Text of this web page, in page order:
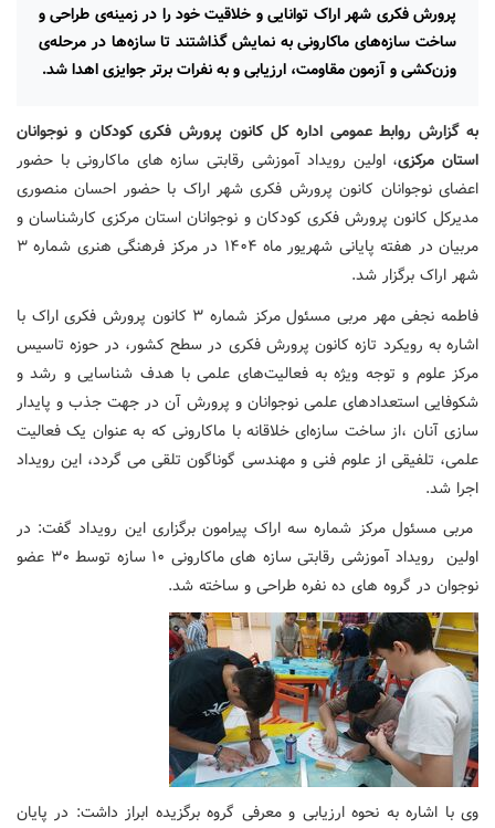
پرورش فکری شهر اراک توانایی‌ و خلاقیت خود را در زمینه‌ی طراحی و
ساخت سازه‌های ماکارونی به نمایش گذاشتند تا سازه‌ها در مرحله‌ی
وزن‌کشی و آزمون مقاومت، ارزیابی و به نفرات برتر جوایزی اهدا شد.
به گزارش روابط عمومی اداره کل کانون پرورش فکری کودکان و نوجوانان
استان مرکزی، اولین رویداد آموزشی رقابتی سازه های ماکارونی با حضور
اعضای نوجوانان کانون پرورش فکری شهر اراک با حضور احسان منصوری
مدیرکل کانون پرورش فکری کودکان و نوجوانان استان مرکزی کارشناسان و
مربیان در هفته پایانی شهریور ماه ۱۴۰۴ در مرکز فرهنگی هنری شماره ۳
شهر اراک برگزار شد.
فاطمه نجفی مهر مربی مسئول مرکز شماره ۳ کانون پرورش فکری اراک با
اشاره به رویکرد تازه کانون پرورش فکری در سطح کشور، در حوزه تاسیس
مرکز علوم و توجه ویژه به فعالیت‌های علمی با هدف شناسایی و رشد و
شکوفایی استعدادهای علمی نوجوانان و پرورش آن در جهت جذب و پایدار
سازی آنان ،از ساخت سازه‌ای خلاقانه با ماکارونی که به عنوان یک فعالیت
علمی، تلفیقی از علوم فنی و مهندسی گوناگون تلقی می گردد، این رویداد
اجرا شد.
مربی مسئول مرکز شماره سه اراک پیرامون برگزاری این رویداد گفت: در
اولین رویداد آموزشی رقابتی سازه های ماکارونی ۱۰ سازه توسط ۳۰ عضو
نوجوان در گروه های ده نفره طراحی و ساخته شد.
وی با اشاره به نحوه ارزیابی و معرفی گروه برگزیده ابراز داشت: در پایان